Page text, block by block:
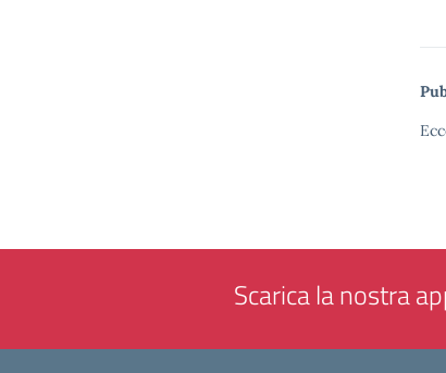
Scarica la nostra